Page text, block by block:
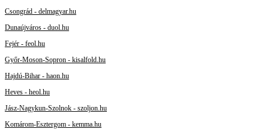
Csongrád - delmagyar.hu
Dunaújváros - duol.hu
Fejér - feol.hu
Győr-Moson-Sopron - kisalfold.hu
Hajdú-Bihar - haon.hu
Heves - heol.hu
Jász-Nagykun-Szolnok - szoljon.hu
Komárom-Esztergom - kemma.hu